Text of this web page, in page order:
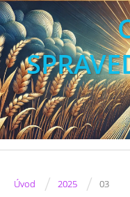
Úvod / 2025 / 03